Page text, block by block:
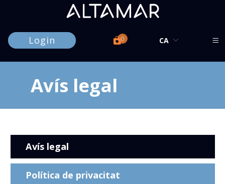
Login 0
Avís legal
Avís legal
Política de privacitat